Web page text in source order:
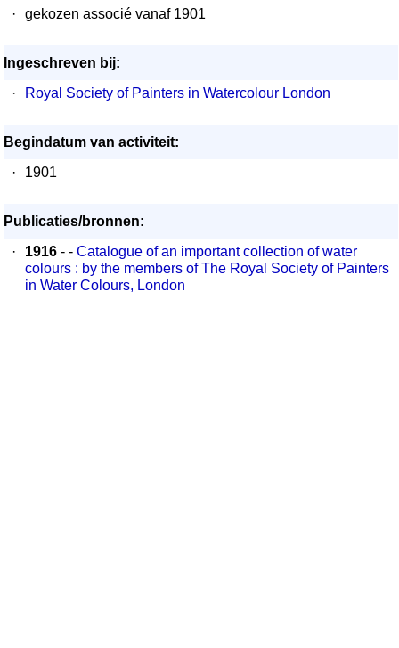
·
gekozen associé vanaf 1901
Ingeschreven bij:
·
Royal Society of Painters in Watercolour London
Begindatum van activiteit:
·
1901
Publicaties/bronnen:
·
1916 - - Catalogue of an important collection of water
colours : by the members of The Royal Society of Painters
in Water Colours, London